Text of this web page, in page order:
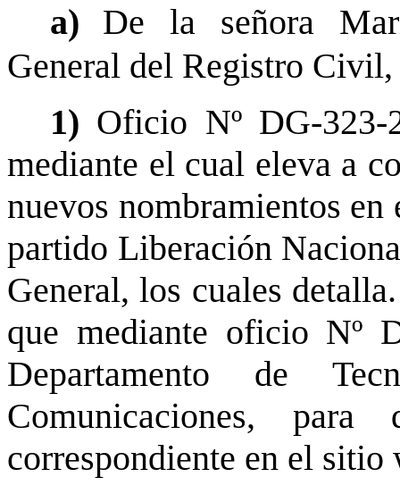
a)
De la señora
General del Registro Civil,
1) Oficio Nº DG-
mediante el cual eleva a
nuevos nombramientos
partido Liberación
General, los cuales
que mediante oficio Nº
Departamento de
Comunicaciones,
correspondiente en el